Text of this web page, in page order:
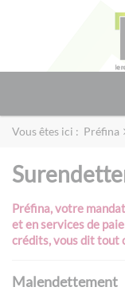
Vous êtes ici : Préfina
Préfina, votre
et en services de
crédits, vous dit tout
Malendettement